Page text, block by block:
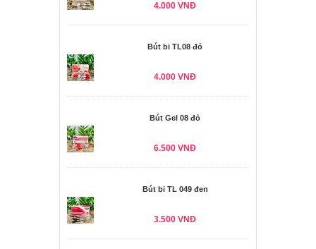
4.000 VNĐ
Bút bi TL08 đỏ
4.000 VNĐ
Bút Gel 08 đỏ
6.500 VNĐ
Bút bi TL 049 đen
3.500 VNĐ